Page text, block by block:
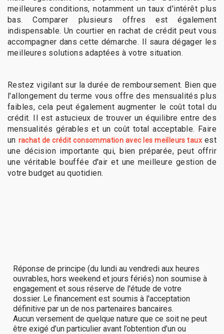
meilleures conditions, notamment un taux d'intérêt plus
bas. Comparer plusieurs offres est également
indispensable. Un courtier en rachat de crédit peut vous
accompagner dans cette démarche. Il saura dégager les
meilleures solutions adaptées à votre situation.
Restez vigilant sur la durée de remboursement. Bien que
l'allongement du terme vous offre des mensualités plus
faibles, cela peut également augmenter le coût total du
crédit. Il est astucieux de trouver un équilibre entre des
mensualités gérables et un coût total acceptable. Faire
un rachat de crédit consommation avec les meilleurs tauxest
une décision importante qui, bien préparée, peut offrir
une véritable bouffée d'air et une meilleure gestion de
votre budget au quotidien.